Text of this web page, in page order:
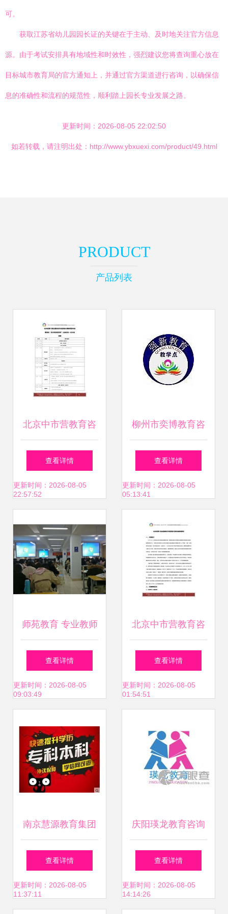
可。
获取江苏省幼儿园园长证的关键在于主动、及时地关注官方信息
源。由于考试安排具有地域性和时效性，强烈建议您将查询重心放在
目标城市教育局的官方通知上，并通过官方渠道进行咨询，以确保信
息的准确性和流程的规范性，顺利踏上园长专业发展之路。
更新时间：2026-08-05 22:02:50
如若转载，请注明出处：http://www.ybxuexi.com/product/49.html
PRODUCT
产品列表
北京中市营教育咨
询服务中心 专业资
料与精品文库赋能
章
查看详情
更新时间：2026-08-05
22:57:52
柳州市奕博教育咨
询 专业教育咨询服
务，助力学习与成
查看详情
更新时间：2026-08-05
05:13:41
师苑教育 专业教师
资格培训，助力教
育梦想启航
查看详情
更新时间：2026-08-05
09:03:49
北京中市营教育咨
询服务中心专业资
料大全与精品文库
查看详情
更新时间：2026-08-05
01:54:51
南京慧源教育集团
专业教育服务，开
启智慧未来
查看详情
更新时间：2026-08-05
11:37:11
庆阳瑛龙教育咨询
服务有限责任公司
引领个性化教育咨
查看详情
更新时间：2026-08-05
14:14:26